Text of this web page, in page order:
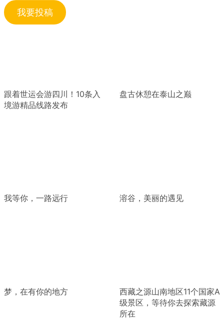
我要投稿
跟着世运会游四川！10条入
境游精品线路发布
盘古休憩在泰山之巅
我等你，一路远行 溶谷，美丽的遇见
梦，在有你的地方
西藏之源山南地区11个国家A
级景区，等待你去探索藏源
所在